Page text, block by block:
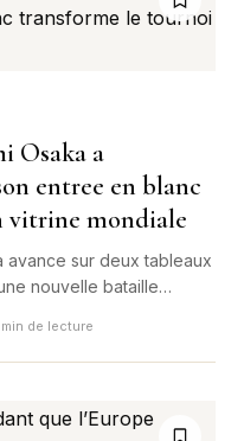
Osaka a
entree en blanc
vitrine mondiale
avance sur deux tableaux
nouvelle bataille
min de lecture